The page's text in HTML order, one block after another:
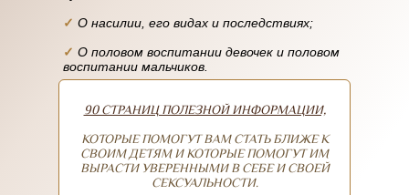
✓ О насилии, его видах и последствиях;
✓ О половом воспитании девочек и половом
воспитании мальчиков.
90 СТРАНИЦ ПОЛЕЗНОЙ ИНФОРМАЦИИ,
КОТОРЫЕ ПОМОГУТ ВАМ СТАТЬ БЛИЖЕ К
СВОИМ ДЕТЯМ И КОТОРЫЕ ПОМОГУТ ИМ
ВЫРАСТИ УВЕРЕННЫМИ В СЕБЕ И СВОЕЙ
СЕКСУАЛЬНОСТИ.